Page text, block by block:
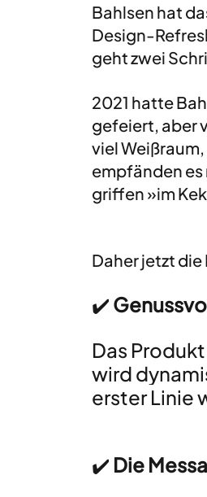
Bahlsen hat
Design-
geht zwei
2021 hatte
gefeiert, aber
viel
empfänden es
griffen »im
Daher jetzt
✔️
Das
wird
erster Linie
✔️ Die